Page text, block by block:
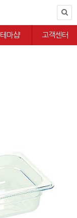
테마샵 고객센터